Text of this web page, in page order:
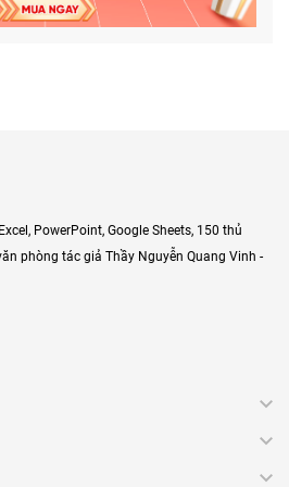
PowerPoint, Google Sheets, 150 thủ
phòng tác giả Thầy Nguyễn Quang Vinh -